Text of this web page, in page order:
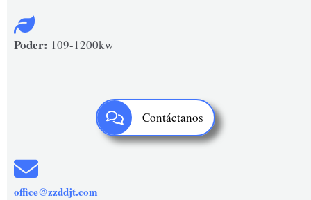
Poder: 109-1200kw
Contáctanos
office@zzddjt.com